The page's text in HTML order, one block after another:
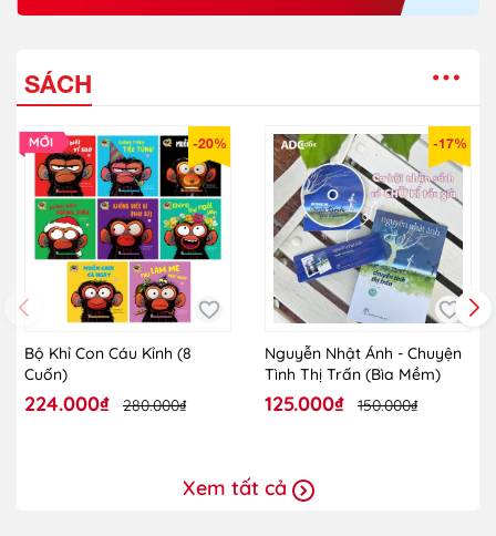
SÁCH
-20%
Bộ Khỉ Con Cáu Kỉnh (8
Cuốn)
224.000₫ 280.000₫
-17%
Nguyễn Nhật Ánh - Chuyện
Tình Thị Trấn (Bìa Mềm)
125.000₫ 150.000₫
Xem tất cả